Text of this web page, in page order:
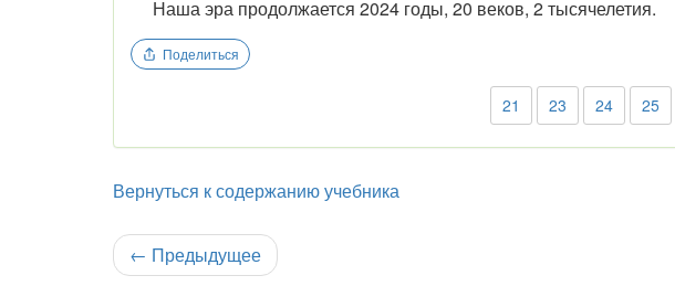
Наша эра продолжается 2024 годы, 20 веков, 2 тысячелетия.
Поделиться
21 23 24 25
Вернуться к содержанию учебника
← Предыдущее